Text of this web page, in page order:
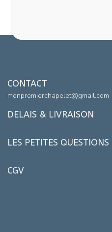
CONTACT
monpremierchapelet@gmail.com
DELAIS & LIVRAISON
LES PETITES QUESTIONS
CGV